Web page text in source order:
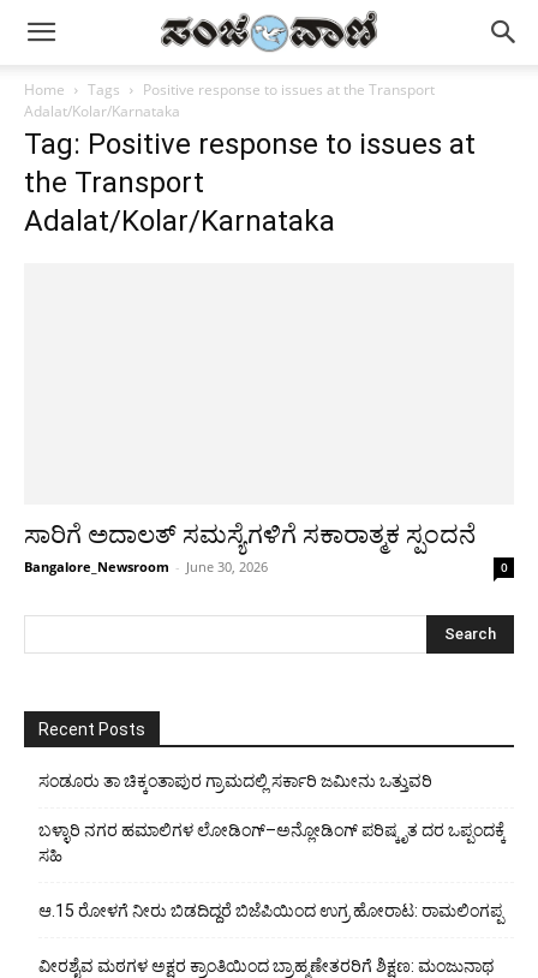
Home Tags
Positive response to issues at the Transport
Adalat/Kolar/Karnataka
Tag: Positive response to issues at
the Transport
Adalat/Kolar/Karnataka
ಸಾರಿಗೆ ಅದಾಲತ್ ಸಮಸ್ಯೆಗಳಿಗೆ ಸಕಾರಾತ್ಮಕ ಸ್ಪಂದನೆ
Bangalore_Newsroom - June 30, 2026 0
Recent Posts
ಸಂಡೂರು ತಾ ಚಿಕ್ಕಂತಾಪುರ ಗ್ರಾಮದಲ್ಲಿ ಸರ್ಕಾರಿ ಜಮೀನು ಒತ್ತುವರಿ
ಬಳ್ಳಾರಿ ನಗರ ಹಮಾಲಿಗಳ ಲೋಡಿಂಗ್–ಅನ್ಲೋಡಿಂಗ್ ಪರಿಷ್ಕೃತ ದರ ಒಪ್ಪಂದಕ್ಕೆ
ಸಹಿ
ಆ.15 ರೋಳಗೆ ನೀರು ಬಿಡದಿದ್ದರೆ ಬಿಜೆಪಿಯಿಂದ ಉಗ್ರ ಹೋರಾಟ: ರಾಮಲಿಂಗಪ್ಪ
ವೀರಶೈವ ಮಠಗಳ ಅಕ್ಷರ ಕ್ರಾಂತಿಯಿಂದ ಬ್ರಾಹ್ಮಣೇತರರಿಗೆ ಶಿಕ್ಷಣ: ಮಂಜುನಾಥ